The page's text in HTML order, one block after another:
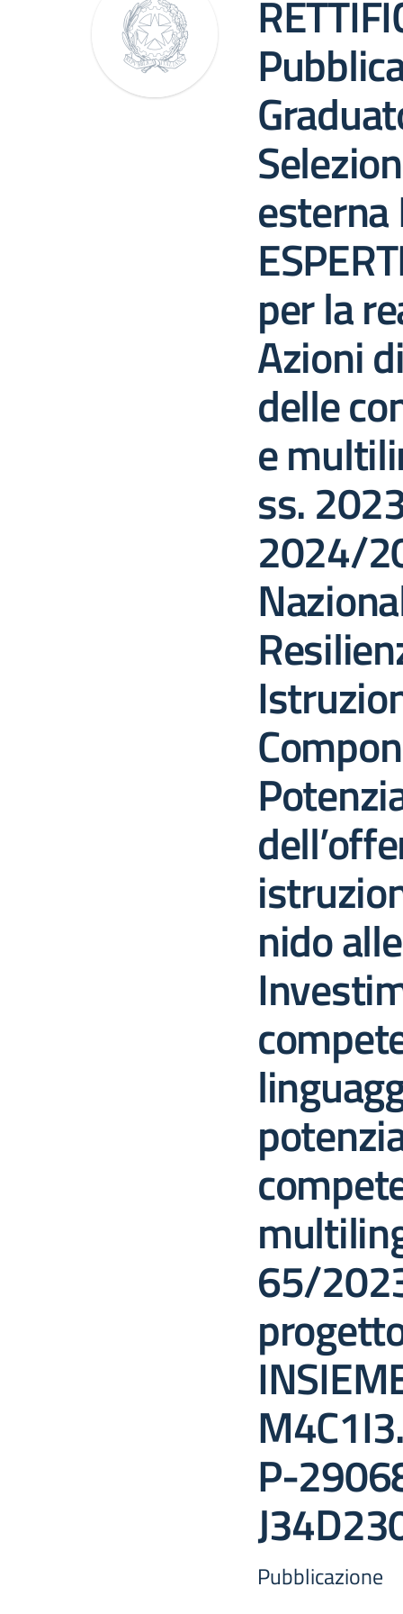
esterna
per la
Azioni
delle
e
ss.
2024/
nido
65/
P-
Pubblicazione